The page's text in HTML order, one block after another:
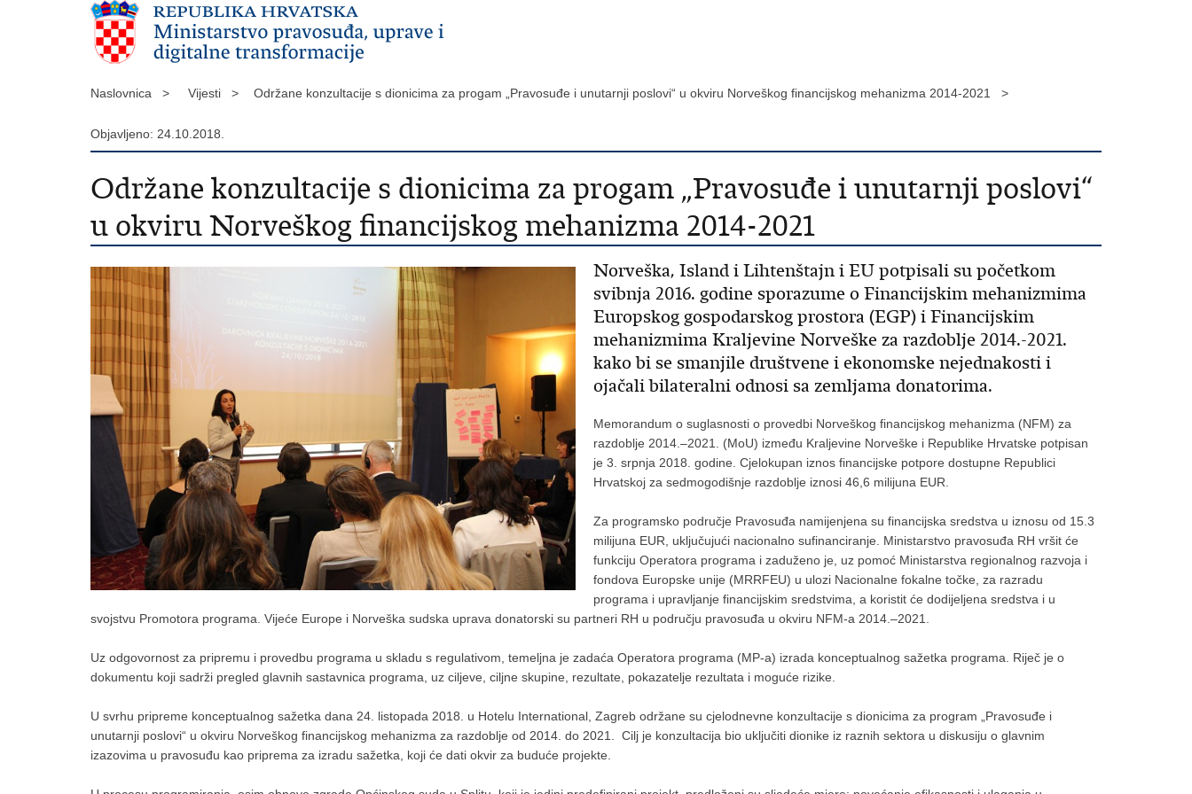
Naslovnica > Vijesti > Održane konzultacije s dionicima za progam „Pravosuđe i unutarnji poslovi“ u okviru Norveškog financijskog mehanizma 2014-2021 >
Objavljeno: 24.10.2018.
Održane konzultacije s dionicima za progam „Pravosuđe i unutarnji poslovi“
u okviru Norveškog financijskog mehanizma 2014-2021
Norveška, Island i Lihtenštajn i EU potpisali su početkom
svibnja 2016. godine sporazume o Financijskim mehanizmima
Europskog gospodarskog prostora (EGP) i Financijskim
mehanizmima Kraljevine Norveške za razdoblje 2014.-2021.
kako bi se smanjile društvene i ekonomske nejednakosti i
ojačali bilateralni odnosi sa zemljama donatorima.
Memorandum o suglasnosti o provedbi Norveškog financijskog mehanizma (NFM) za
razdoblje 2014.–2021. (MoU) između Kraljevine Norveške i Republike Hrvatske potpisan
je 3. srpnja 2018. godine. Cjelokupan iznos financijske potpore dostupne Republici
Hrvatskoj za sedmogodišnje razdoblje iznosi 46,6 milijuna EUR.
Za programsko područje Pravosuđa namijenjena su financijska sredstva u iznosu od 15.3
milijuna EUR, uključujući nacionalno sufinanciranje. Ministarstvo pravosuđa RH vršit će
funkciju Operatora programa i zaduženo je, uz pomoć Ministarstva regionalnog razvoja i
fondova Europske unije (MRRFEU) u ulozi Nacionalne fokalne točke, za razradu
programa i upravljanje financijskim sredstvima, a koristit će dodijeljena sredstva i u
svojstvu Promotora programa. Vijeće Europe i Norveška sudska uprava donatorski su partneri RH u području pravosuđa u okviru NFM-a 2014.–2021.
Uz odgovornost za pripremu i provedbu programa u skladu s regulativom, temeljna je zadaća Operatora programa (MP-a) izrada konceptualnog sažetka programa. Riječ je o
dokumentu koji sadrži pregled glavnih sastavnica programa, uz ciljeve, ciljne skupine, rezultate, pokazatelje rezultata i moguće rizike.
U svrhu pripreme konceptualnog sažetka dana 24. listopada 2018. u Hotelu International, Zagreb održane su cjelodnevne konzultacije s dionicima za program „Pravosuđe i
unutarnji poslovi“ u okviru Norveškog financijskog mehanizma za razdoblje od 2014. do 2021. Cilj je konzultacija bio uključiti dionike iz raznih sektora u diskusiju o glavnim
izazovima u pravosuđu kao priprema za izradu sažetka, koji će dati okvir za buduće projekte.